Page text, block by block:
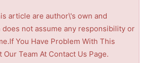
article are author\'s own and
not assume any responsibility or
You Have Problem With This
Team At Contact Us Page.